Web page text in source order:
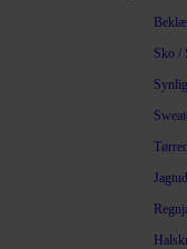
Sko /